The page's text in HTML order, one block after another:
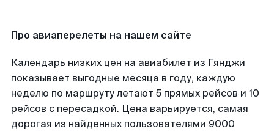
Про авиаперелеты на нашем сайте
Календарь низких цен на авиабилет из Гянджи
показывает выгодные месяца в году, каждую
неделю по маршруту летают 5 прямых рейсов и 10
рейсов с пересадкой. Цена варьируется, самая
дорогая из найденных пользователями 9000